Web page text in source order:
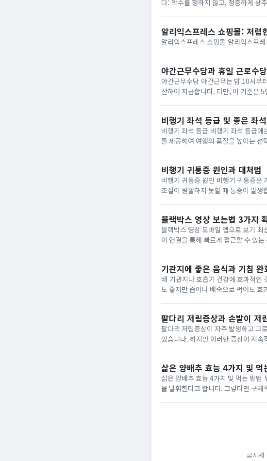
다: 악수를 청하지 않고, 정중하게 상주나 상제와 맞절합니다. 고인의 사망 원인과 경위를 묻지 않습니다. 풍습 및 종교를
알리익스프레스 쇼핑몰: 저렴
야간근무수당과 휴일 근로수
야간근무수당 야간근무는 밤 10시부터 다음날 새벽 6시까지의 근무를 말합니다. 시급 기준으로 50%의 야간수당을 가
산하여 지급합니다. 다만, 이 기준은 5인 이상의 사업장에만
비행기 좌석 등급 및 좋은 좌
비행기 좌석 등급 비행기 좌석 등급에는 이코노미와 비즈니스석이 있습니다. 비즈니스석은 편안한 공간과 특별한 서비스
를 제공하여 여행의 품질을 높이는 선택지입니다. 국내 항공편에서는 대한항공 B787-9의
비행기 귀통증 원인과 대처법
비행기 귀통증 원인 비행기 귀통증은 기압 변화로 인해 발생합니다. 유스타키오관이 제대로 작동하지 않아 귀의 공기압
조절이 원활하지 못할 때 통증이 발생합니다. 비행기 귀통증 대처법 수분 섭취를 충분히 하고, 이륙
블랙박스 영상 보는법 3가지
블랙박스 영상 모바일 앱으로 보기 최신형 블랙박스는 해당 회사의 앱을 통해 휴대폰에서 영상을 볼 수 있습니다. 와이파
이 연결을 통해 빠르게 접근할 수 있는 장점이 있습니다. 블랙박스 영상 컴퓨터로
기관지에 좋은 음식과 기침
배 기관지나 호흡기 건강에 효과적인
도 좋지만 즙이나 배숙으로 먹어도 효과
팔다리 저림증상과 손발이 저
팔다리 저림증상이 자주 발생하고 그
있습니다. 하지만 이러한 증상이 지
삶은 양배추 효능 4가지 및 먹
삶은 양배추 효능 4가지 및 먹는 방법 위염에 좋은 것으로 알려져 있는 채소인 양배추는 특히 삶아 먹으면 더욱 좋은 효능
을 발휘한다고 합니다. 그렇다면 구체
금시세